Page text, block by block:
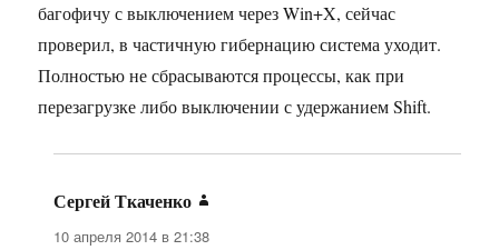
багофичу с выключением через Win+X, сейчас
проверил, в частичную гибернацию система уходит.
Полностью не сбрасываются процессы, как при
перезагрузке либо выключении с удержанием Shift.
Сергей Ткаченко
10 апреля 2014 в 21:38